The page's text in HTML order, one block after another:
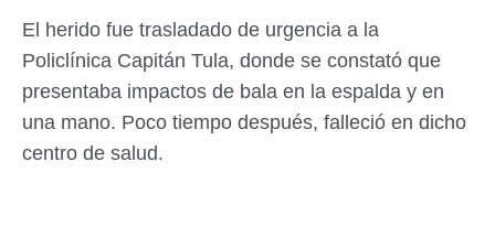
El herido fue trasladado de urgencia a la
Policlínica Capitán Tula, donde se constató que
presentaba impactos de bala en la espalda y en
una mano. Poco tiempo después, falleció en dicho
centro de salud.